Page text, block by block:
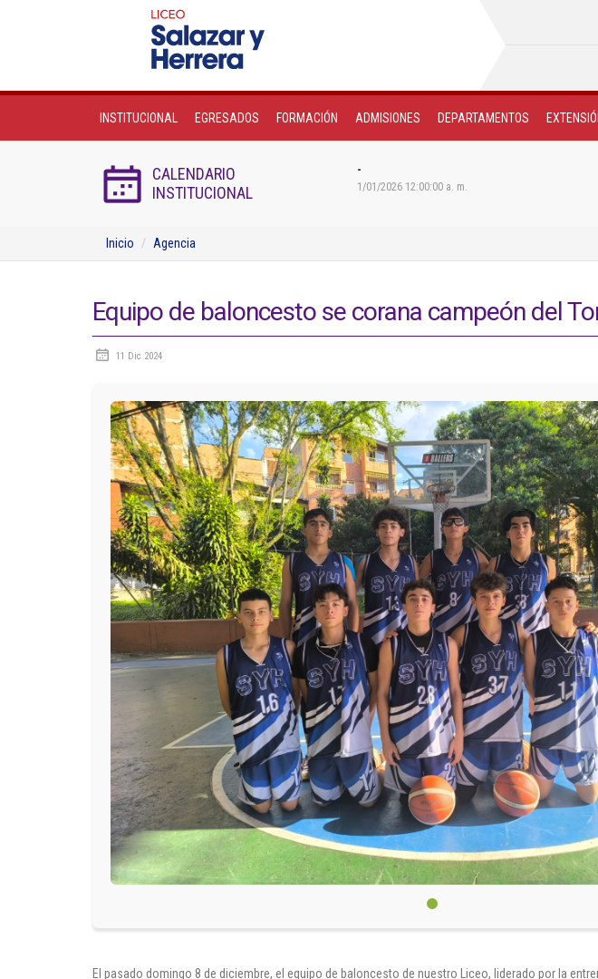
INSTITUCIONAL EGRESADOS FORMACIÓN ADMISIONES DEPARTAMENTOS
CALENDARIO
INSTITUCIONAL
-
1/01/2026 12:00:00 a. m.
Inicio Agencia
Equipo de baloncesto se corana campeón del
11 Dic 2024
El pasado domingo 8 de diciembre, el equipo de baloncesto de nuestro Liceo, liderado por la